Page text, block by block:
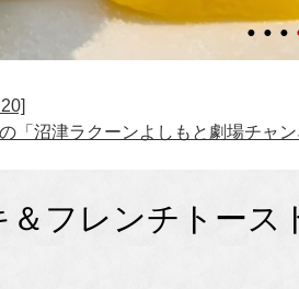
＆フレンチトース